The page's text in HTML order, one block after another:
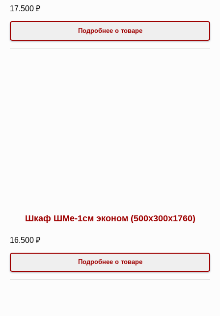
17.500 ₽
Подробнее о товаре
Шкаф ШМе-1см эконом (500х300х1760)
16.500 ₽
Подробнее о товаре